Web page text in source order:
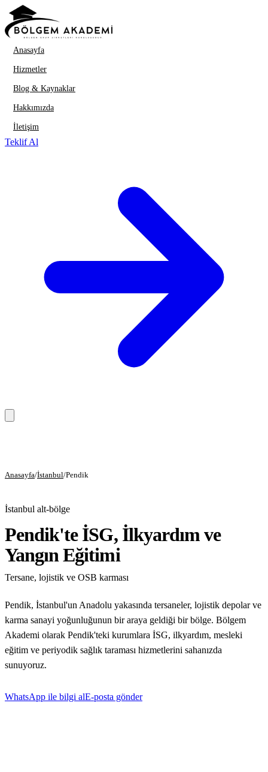
İçeriğe geç
Anasayfa
Hizmetler
Blog & Kaynaklar
Hakkımızda
İletişim
Teklif Al
Hizmetler
Danışmanlık Hizmetleri
Sağlık Hizmetleri
Blog & Kaynaklar
Tüm Yazılar
Mevzuat & Yönetmelik
Eğitim İpuçları
Sektör Haberleri
Hakkımızda
Anasayfa/İstanbul/Pendik
İstanbul alt-bölge
Pendik'te İSG, İlkyardım ve
Yangın Eğitimi
Tersane, lojistik ve OSB karması
Pendik, İstanbul'un Anadolu yakasında tersaneler, lojistik depolar ve
karma sanayi yoğunluğunun bir araya geldiği bir bölge. Bölgem
Akademi olarak Pendik'teki kurumlara İSG, ilkyardım, mesleki
eğitim ve periyodik sağlık taraması hizmetlerini sahanızda
sunuyoruz.
WhatsApp ile bilgi alE-posta gönder